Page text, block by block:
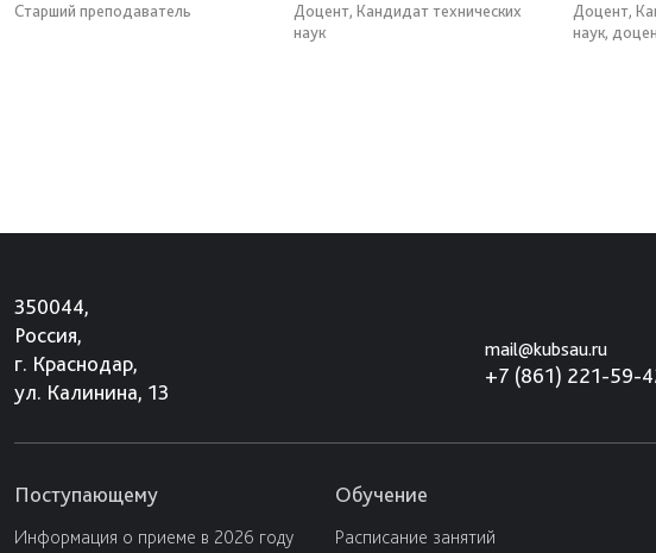
Старший преподаватель
Доцент, Кандидат технических
наук
Доцент,
наук,
350044,
Россия,
г. Краснодар,
ул. Калинина, 13
mail@kubsau.ru
+7 (861) 221-59-
Поступающему
Информация о приеме в 2026 году
Обучение
Расписание занятий